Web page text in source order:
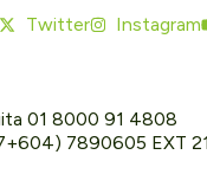
Twitter Instagram
01 8000 91 4808
7890605 EXT